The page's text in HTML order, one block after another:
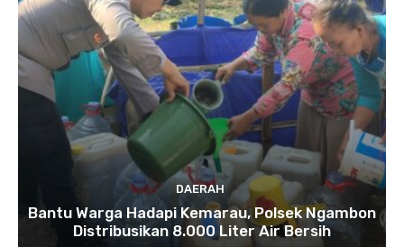
DAERAH
Bantu Warga Hadapi Kemarau, Polsek Ngambon
Distribusikan 8.000 Liter Air Bersih